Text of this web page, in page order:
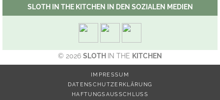
SLOTH IN THE KITCHEN IN DEN SOZIALEN MEDIEN
© 2026 SLOTH IN THE KITCHEN
IMPRESSUM
DATENSCHUTZERKLÄRUNG
HAFTUNGSAUSSCHLUSS